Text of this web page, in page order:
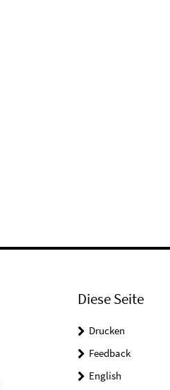
Diese Seite
Drucken
Feedback
English